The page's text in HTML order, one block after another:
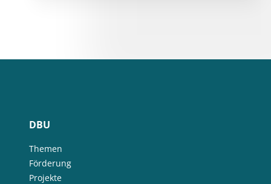
DBU
Themen
Förderung
Projekte